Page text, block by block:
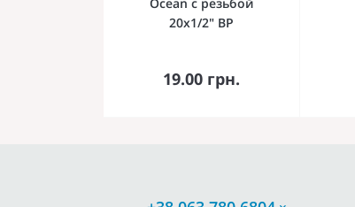
20х1/2" ВР
19.00 грн.
В корзину